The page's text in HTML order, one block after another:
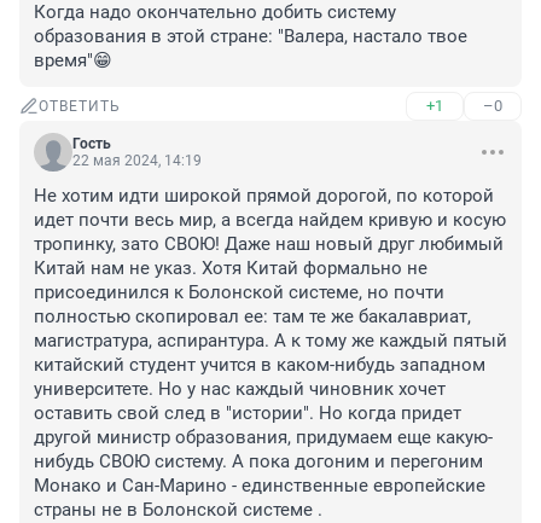
Когда надо окончательно добить систему
образования в этой стране: "Валера, настало твое
время"😁
ОТВЕТИТЬ +1 –0
Гость
22 мая 2024, 14:19
Не хотим идти широкой прямой дорогой, по которой
идет почти весь мир, а всегда найдем кривую и косую
тропинку, зато СВОЮ! Даже наш новый друг любимый
Китай нам не указ. Хотя Китай формально не
присоединился к Болонской системе, но почти
полностью скопировал ее: там те же бакалавриат,
магистратура, аспирантура. А к тому же каждый пятый
китайский студент учится в каком-нибудь западном
университете. Но у нас каждый чиновник хочет
оставить свой след в "истории". Но когда придет
другой министр образования, придумаем еще какую-
нибудь СВОЮ систему. А пока догоним и перегоним
Монако и Сан-Марино - единственные европейские
страны не в Болонской системе .